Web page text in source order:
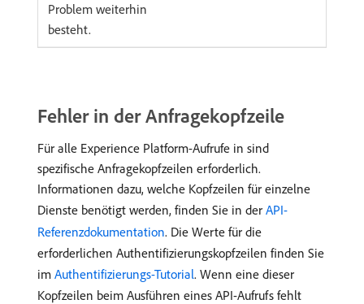
Problem weiterhin
besteht.
Fehler in der Anfragekopfzeile
Für alle Experience Platform-Aufrufe in sind
spezifische Anfragekopfzeilen erforderlich.
Informationen dazu, welche Kopfzeilen für einzelne
Dienste benötigt werden, finden Sie in der API-
Referenzdokumentation. Die Werte für die
erforderlichen Authentifizierungskopfzeilen finden Sie
im Authentifizierungs-Tutorial. Wenn eine dieser
Kopfzeilen beim Ausführen eines API-Aufrufs fehlt